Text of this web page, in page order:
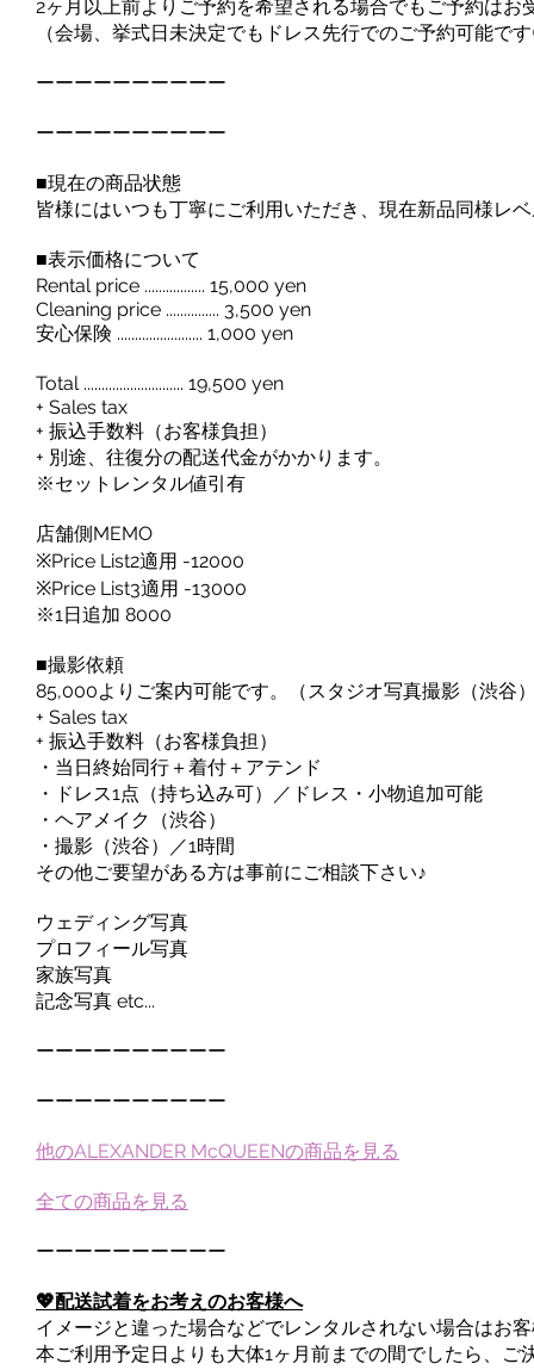
2ヶ月以上前よりご予約を希望される場合でもご予約は
（会場、挙式日未決定でもドレス先行でのご予約可能で
ーーーーーーーーーー
ーーーーーーーーーー
■現在の商品状態
皆様にはいつも丁寧にご利用いただき、現在新品同様レ
■表示価格について
Rental price ................. 15,000 yen
Cleaning price ............... 3,500 yen
安心保険 ........................ 1,000 yen
Total ............................ 19,500 yen
+ Sales tax
+ 振込手数料（お客様負担）
+ 別途、往復分の配送代金がかかります。
※セットレンタル値引有
店舗側MEMO
※Price List2適用 -12000
※Price List3適用 -13000
※1日追加 8000
■撮影依頼
85,000よりご案内可能です。（スタジオ写真撮影（渋谷
+ Sales tax
+ 振込手数料（お客様負担）
・当日終始同行＋着付＋アテンド
・ドレス1点（持ち込み可）／ドレス・小物追加可能
・ヘアメイク（渋谷）
・撮影（渋谷）／1時間
その他ご要望がある方は事前にご相談下さい♪
ウェディング写真
プロフィール写真
家族写真
記念写真 etc...
ーーーーーーーーーー
ーーーーーーーーーー
他のALEXANDER McQUEENの商品を見る
全ての商品を見る
ーーーーーーーーーー
💖配送試着をお考えのお客様へ
イメージと違った場合などでレンタルされない場合はお
本ご利用予定日よりも大体1ヶ月前までの間でしたら、